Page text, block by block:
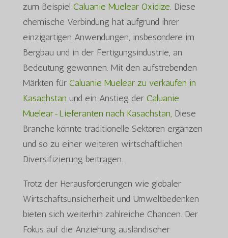
zum Beispiel Caluanie Muelear Oxidize. Diese
chemische Verbindung hat aufgrund ihrer
einzigartigen Anwendungen, insbesondere im
Bergbau und in der Fertigungsindustrie, an
Bedeutung gewonnen. Mit den aufstrebenden
Märkten für Caluanie Muelear zu verkaufen in
Kasachstan und ein Anstieg der Caluanie
Muelear-Lieferanten nach Kasachstan, Diese
Branche könnte traditionelle Sektoren ergänzen
und so zu einer weiteren wirtschaftlichen
Diversifizierung beitragen.
Trotz der Herausforderungen wie globaler
Wirtschaftsunsicherheit und Umweltbedenken
bieten sich weiterhin zahlreiche Chancen. Der
Fokus auf die Anziehung ausländischer